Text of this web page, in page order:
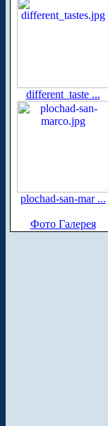
different_taste ...
plochad-san-mar ...
Фото Галерея